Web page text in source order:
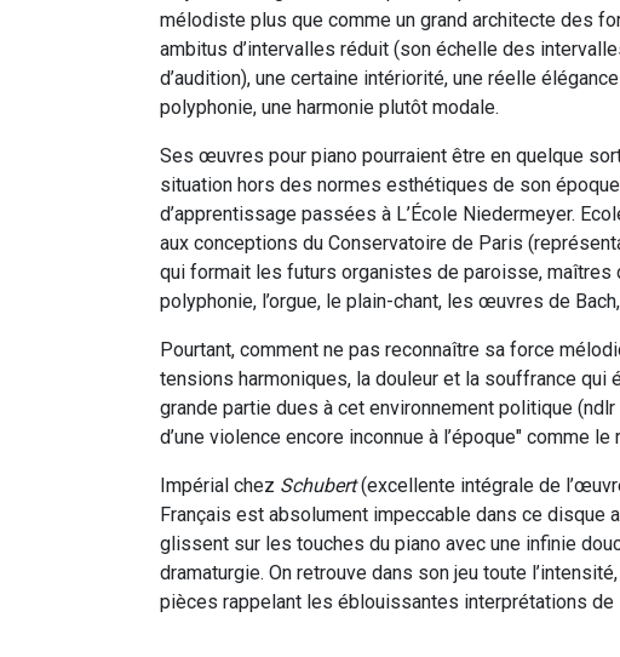
mélodiste plus que comme un grand architecte des
ambitus d’intervalles réduit (son échelle des
d’audition), une certaine intériorité, une réelle
polyphonie, une harmonie plutôt modale.
Ses œuvres pour piano pourraient être en quelque
situation hors des normes esthétiques de son
d’apprentissage passées à L’École Niedermeyer.
aux conceptions du Conservatoire de Paris
qui formait les futurs organistes de paroisse,
polyphonie, l’orgue, le plain-chant, les œuvres de
Pourtant, comment ne pas reconnaître sa force
tensions harmoniques, la douleur et la souffrance
grande partie dues à cet environnement politique
d’une violence encore inconnue à l’époque" comme
Impérial chez Schubert(excellente intégrale de
Français est absolument impeccable dans ce disque
glissent sur les touches du piano avec une infinie
dramaturgie. On retrouve dans son jeu toute
pièces rappelant les éblouissantes interprétations de